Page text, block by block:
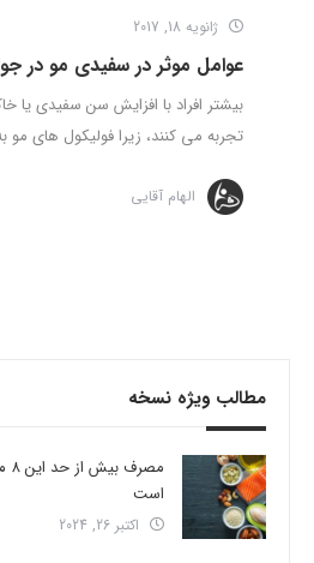
ژانویه 18, 2017
عوامل موثر در سفیدی مو در
بیشتر افراد با افزایش سن سفیدی یا
تجربه می کنند، زیرا فولیکول های مو
الهام آقایی
مطالب ویژه نسخه
است
اکتبر 26, 2024